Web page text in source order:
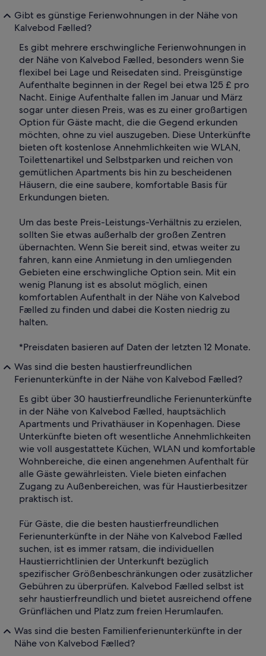
Gibt es günstige Ferienwohnungen in der Nähe von
Kalvebod Fælled?
Es gibt mehrere erschwingliche Ferienwohnungen in
der Nähe von Kalvebod Fælled, besonders wenn Sie
flexibel bei Lage und Reisedaten sind. Preisgünstige
Aufenthalte beginnen in der Regel bei etwa 125 £ pro
Nacht. Einige Aufenthalte fallen im Januar und März
sogar unter diesen Preis, was es zu einer großartigen
Option für Gäste macht, die die Gegend erkunden
möchten, ohne zu viel auszugeben. Diese Unterkünfte
bieten oft kostenlose Annehmlichkeiten wie WLAN,
Toilettenartikel und Selbstparken und reichen von
gemütlichen Apartments bis hin zu bescheidenen
Häusern, die eine saubere, komfortable Basis für
Erkundungen bieten.
Um das beste Preis-Leistungs-Verhältnis zu erzielen,
sollten Sie etwas außerhalb der großen Zentren
übernachten. Wenn Sie bereit sind, etwas weiter zu
fahren, kann eine Anmietung in den umliegenden
Gebieten eine erschwingliche Option sein. Mit ein
wenig Planung ist es absolut möglich, einen
komfortablen Aufenthalt in der Nähe von Kalvebod
Fælled zu finden und dabei die Kosten niedrig zu
halten.
*Preisdaten basieren auf Daten der letzten 12 Monate.
Was sind die besten haustierfreundlichen
Ferienunterkünfte in der Nähe von Kalvebod Fælled?
Es gibt über 30 haustierfreundliche Ferienunterkünfte
in der Nähe von Kalvebod Fælled, hauptsächlich
Apartments und Privathäuser in Kopenhagen. Diese
Unterkünfte bieten oft wesentliche Annehmlichkeiten
wie voll ausgestattete Küchen, WLAN und komfortable
Wohnbereiche, die einen angenehmen Aufenthalt für
alle Gäste gewährleisten. Viele bieten einfachen
Zugang zu Außenbereichen, was für Haustierbesitzer
praktisch ist.
Für Gäste, die die besten haustierfreundlichen
Ferienunterkünfte in der Nähe von Kalvebod Fælled
suchen, ist es immer ratsam, die individuellen
Haustierrichtlinien der Unterkunft bezüglich
spezifischer Größenbeschränkungen oder zusätzlicher
Gebühren zu überprüfen. Kalvebod Fælled selbst ist
sehr haustierfreundlich und bietet ausreichend offene
Grünflächen und Platz zum freien Herumlaufen.
Was sind die besten Familienferienunterkünfte in der
Nähe von Kalvebod Fælled?